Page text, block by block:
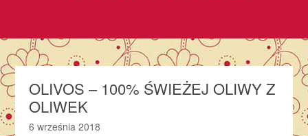
OLIVOS – 100% ŚWIEŻEJ OLIWY Z
OLIWEK
6 września 2018